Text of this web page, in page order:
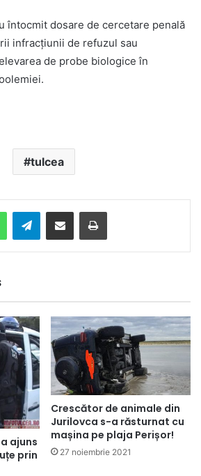
întocmit dosare de cercetare penală
infracțiunii de refuzul sau
de probe biologice în
tulcea
Telegram
ajuns
prin
Crescător de animale din
Jurilovca s-a răsturnat cu
mașina pe plaja Perișor!
27 noiembrie 2021